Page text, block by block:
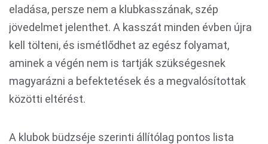
eladása, persze nem a klubkasszának, szép
jövedelmet jelenthet. A kasszát minden évben újra
kell tölteni, és ismétlődhet az egész folyamat,
aminek a végén nem is tartják szükségesnek
magyarázni a befektetések és a megvalósítottak
közötti eltérést.
A klubok büdzséje szerinti állítólag pontos lista